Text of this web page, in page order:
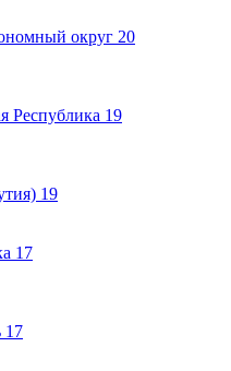
округ 20
Республика 19
19
17
17